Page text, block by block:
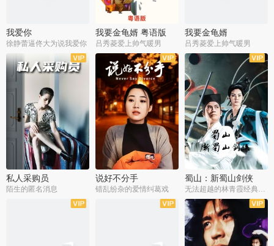
我爱你
徐静蕾逼佟大为说我爱你
我要金龟婿 粤语版
吕秀菱爱上帅气暖男
我要金龟婿
吕秀菱爱上帅气暖男
私人采购员
陌生的匿名消息
说好不分手
错乱纷杂的爱情纠葛戏
蜀山：新蜀山剑侠
无法超越的林青霞经典角色